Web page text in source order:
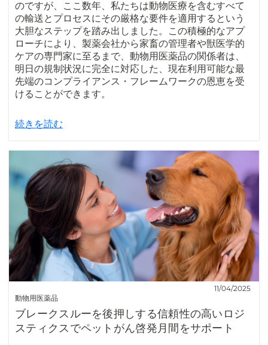
のですが、ここ数年、私たちは動物医療を含むすべて
の輸送とプロセスにその厳格な要件を適用するという
大胆なステップを踏み出しました。この積極的なアプ
ローチにより、製薬会社から家畜の管理者や獣医学的
ケアの専門家に至るまで、動物用医薬品の関係者は、
明日の規制状況に完全に対応した、現在利用可能な最
先端のコンプライアンス・フレームワークの恩恵を受
けることができます。
続きを読む
動物用医薬品
11/04/2025
ブレークスルーを後押しする信頼性の高いロジ
スティクスでペットがん啓発月間をサポート